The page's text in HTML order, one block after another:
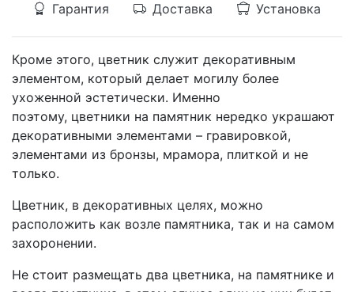
Гарантия Доставка Установка
Кроме этого, цветник служит декоративным
элементом, который делает могилу более
ухоженной эстетически. Именно
поэтому, цветники на памятник нередко украшают
декоративными элементами – гравировкой,
элементами из бронзы, мрамора, плиткой и не
только.
Цветник, в декоративных целях, можно
расположить как возле памятника, так и на самом
захоронении.
Не стоит размещать два цветника, на памятнике и